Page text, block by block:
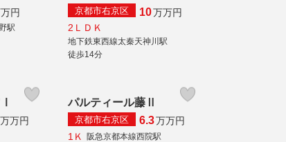
万円
駅
京都市右京区 10万万円
2ＬＤＫ
地下鉄東西線太秦天神川駅
徒歩14分
万万円
パルティール藤Ⅱ
京都市右京区 6.3万万円
1Ｋ
阪急京都本線西院駅